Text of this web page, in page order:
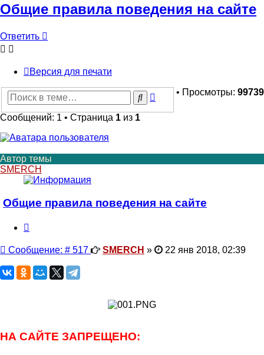
Общие правила поведения на сайте
Ответить
Версия для печати
• Просмотры: 99739
ПоискРасширенный
Сообщений: 1 • Страница 1 из 1
Автор темы
SMERCH
Общие правила поведения на сайте
Сообщение: # 517Сообщение
SMERCH » 22 янв 2018, 02:39
НА САЙТЕ ЗАПРЕЩЕНО: